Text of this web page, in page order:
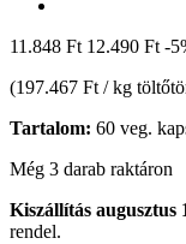
11.848 Ft 12.490 Ft -
(197.467 Ft / kg
Tartalom: 60 veg.
Még 3 darab raktáron
Kiszállítás augusztus
rendel.